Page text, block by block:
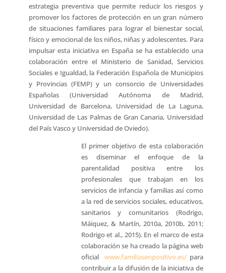
estrategia preventiva que permite reducir los riesgos y
promover los factores de protección en un gran número
de situaciones familiares para lograr el bienestar social,
físico y emocional de los niños, niñas y adolescentes. Para
impulsar esta iniciativa en España se ha establecido una
colaboración entre el Ministerio de Sanidad, Servicios
Sociales e Igualdad, la Federación Española de Municipios
y Provincias (FEMP) y un consorcio de Universidades
Españolas (Universidad Autónoma de Madrid,
Universidad de Barcelona, Universidad de La Laguna,
Universidad de Las Palmas de Gran Canaria, Universidad
del País Vasco y Universidad de Oviedo).
El primer objetivo de esta colaboración
es diseminar el enfoque de la
parentalidad positiva entre los
profesionales que trabajan en los
servicios de infancia y familias así como
a la red de servicios sociales, educativos,
sanitarios y comunitarios (Rodrigo,
Máiquez, & Martín, 2010a, 2010b, 2011;
Rodrigo et al., 2015). En el marco de esta
colaboración se ha creado la página web
oficialwww.familiasenpositivo.es/ para
contribuir a la difusión de la iniciativa de